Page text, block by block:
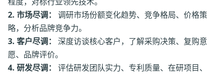
2. 市场尽调：
调研市场份额变化趋势、竞争格局、价格策
略，分析品牌竞争力。
3. 客户尽调：
深度访谈核心客户，了解采购决策、复购意
愿、品牌评价。
4. 研发尽调：
评估研发团队实力、专利质量、在研项目、